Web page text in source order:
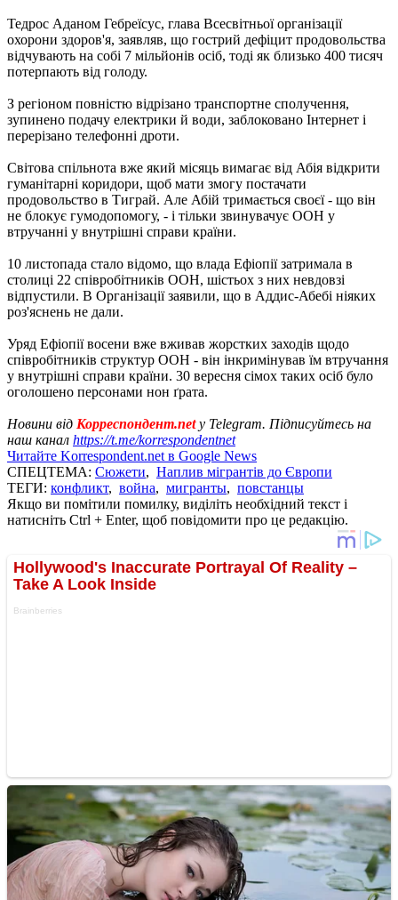
Тедрос Аданом Гебреїсус, глава Всесвітньої організації
охорони здоров'я, заявляв, що гострий дефіцит продовольства
відчувають на собі 7 мільйонів осіб, тоді як близько 400 тисяч
потерпають від голоду.
З регіоном повністю відрізано транспортне сполучення,
зупинено подачу електрики й води, заблоковано Інтернет і
перерізано телефонні дроти.
Світова спільнота вже який місяць вимагає від Абія відкрити
гуманітарні коридори, щоб мати змогу постачати
продовольство в Тиграй. Але Абій тримається своєї - що він
не блокує гумодопомогу, - і тільки звинувачує ООН у
втручанні у внутрішні справи країни.
10 листопада стало відомо, що влада Ефіопії затримала в
столиці 22 співробітників ООН, шістьох з них невдовзі
відпустили. В Організації заявили, що в Аддис-Абебі ніяких
роз'яснень не дали.
Уряд Ефіопії восени вже вживав жорстких заходів щодо
співробітників структур ООН - він інкримінував їм втручання
у внутрішні справи країни. 30 вересня сімох таких осіб було
оголошено персонами нон ґрата.
Новини від Корреспондент.netу Telegram. Підписуйтесь на
наш канал https://t.me/korrespondentnet
Читайте Korrespondent.net в Google News
СПЕЦТЕМА: Сюжети, Наплив мігрантів до Європи
ТЕГИ: конфликт, война, мигранты, повстанцы
Якщо ви помітили помилку, виділіть необхідний текст і
натисніть Ctrl + Enter, щоб повідомити про це редакцію.